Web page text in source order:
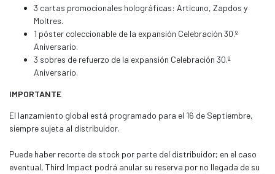
3 cartas promocionales holográficas: Articuno, Zapdos y
Moltres.
1 póster coleccionable de la expansión Celebración 30.º
Aniversario.
3 sobres de refuerzo de la expansión Celebración 30.º
Aniversario.
IMPORTANTE
El lanzamiento global está programado para el 16 de Septiembre,
siempre sujeta al distribuidor.
Puede haber recorte de stock por parte del distribuidor; en el caso
eventual, Third Impact podrá anular su reserva por no llegada de su